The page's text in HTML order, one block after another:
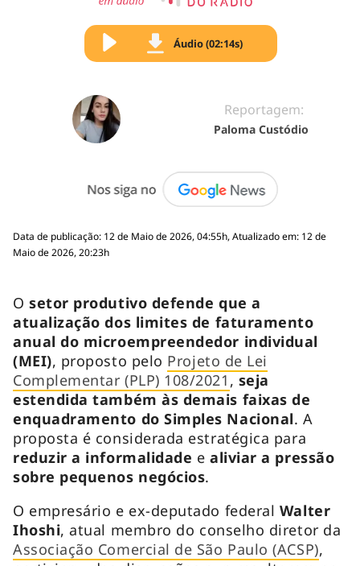
Áudio (02:14s)
Reportagem:
Paloma Custódio
Data de publicação: 12 de Maio de 2026, 04:55h, Atualizado em: 12 de
Maio de 2026, 20:23h
Osetor produtivo defende que a
atualização dos limites de faturamento
anual do microempreendedor individual
(MEI), proposto pelo Projeto de Lei
Complementar (PLP) 108/2021 , seja
estendida também às demais faixas de
enquadramento do Simples Nacional. A
proposta é considerada estratégica para
reduzir a informalidade ealiviar a pressão
sobre pequenos negócios.
O empresário e ex-deputado federal Walter
Ihoshi, atual membro do conselho diretor da
Associação Comercial de São Paulo (ACSP),